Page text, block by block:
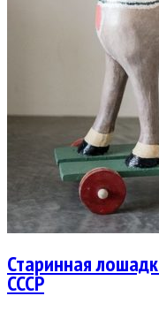
Старинная
СССР